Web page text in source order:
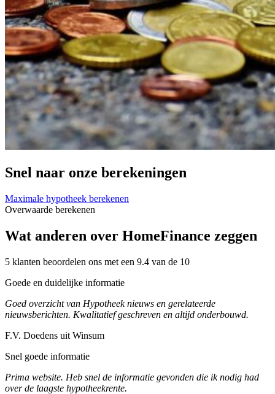
Snel naar onze berekeningen
Maximale hypotheek berekenen
Overwaarde berekenen
Wat anderen over HomeFinance zeggen
5 klanten beoordelen ons met een 9.4 van de 10
Goede en duidelijke informatie
Goed overzicht van Hypotheek nieuws en gerelateerde
nieuwsberichten. Kwalitatief geschreven en altijd onderbouwd.
F.V. Doedens uit Winsum
Snel goede informatie
Prima website. Heb snel de informatie gevonden die ik nodig had
over de laagste hypotheekrente.